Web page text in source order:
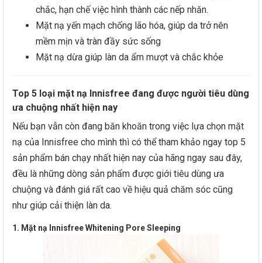
chắc, hạn chế việc hình thành các nếp nhăn.
Mặt nạ yến mạch chống lão hóa, giúp da trở nên
mềm mịn và tràn đầy sức sống
Mặt nạ dừa giúp làn da ẩm mượt và chắc khỏe
Top 5 loại mặt nạ Innisfree đang được người tiêu dùng
ưa chuộng nhất hiện nay
Nếu bạn vẫn còn đang băn khoăn trong việc lựa chọn mặt
nạ của Innisfree cho mình thì có thể tham khảo ngay top 5
sản phẩm bán chạy nhất hiện nay của hãng ngay sau đây,
đều là những dòng sản phẩm được giới tiêu dùng ưa
chuộng và đánh giá rất cao về hiệu quả chăm sóc cũng
như giúp cải thiện làn da.
1. Mặt nạ Innisfree Whitening Pore Sleeping